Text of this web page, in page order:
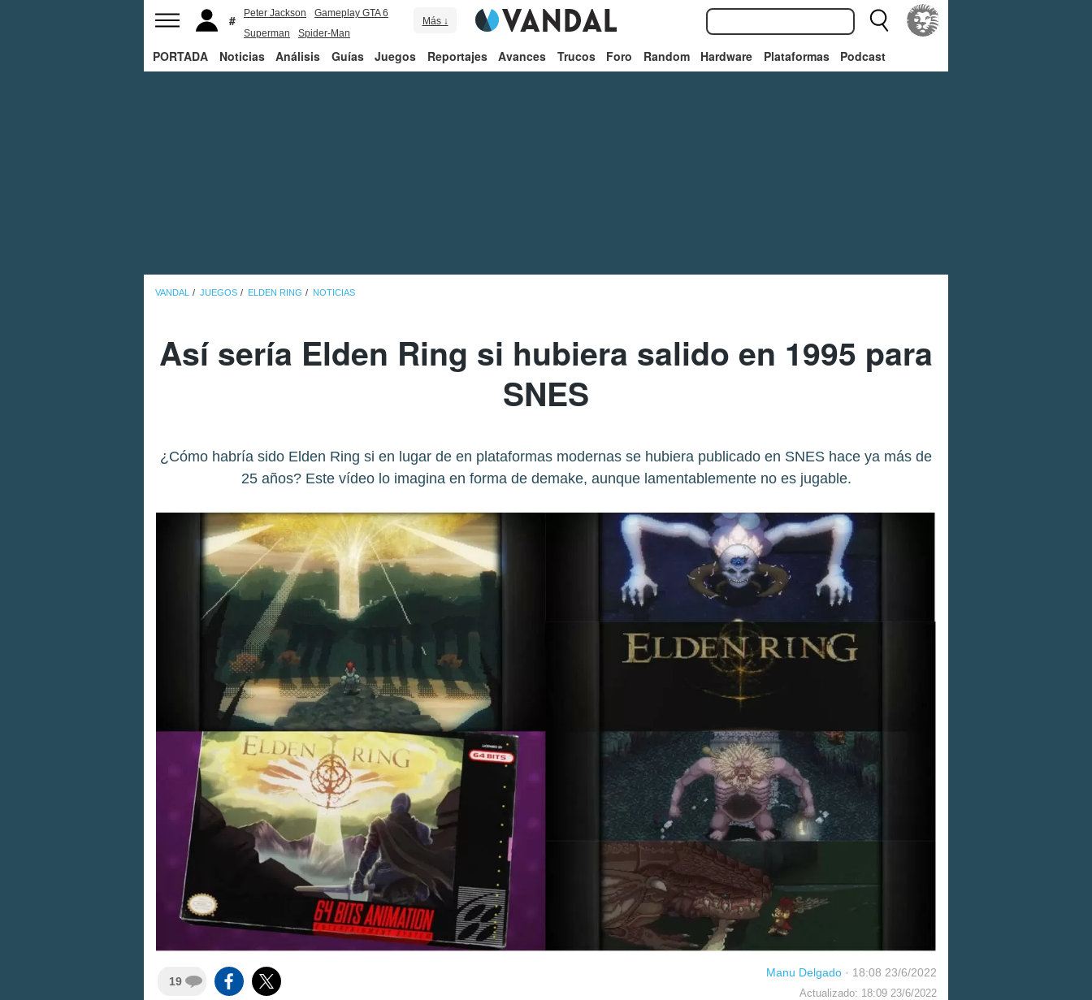
Peter Jackson
Gameplay GTA 6
Superman
Spider-Man
Más ↓
PORTADA Noticias Análisis Guías Juegos Reportajes Avances Trucos Foro Random Hardware Plataformas Podcast
VANDAL JUEGOS ELDEN RING NOTICIAS
Así sería Elden Ring si hubiera salido en 1995 para
SNES
¿Cómo habría sido Elden Ring si en lugar de en plataformas modernas se hubiera publicado en SNES hace ya más de
25 años? Este vídeo lo imagina en forma de demake, aunque lamentablemente no es jugable.
19
Manu Delgado · 18:08 23/6/2022
Actualizado: 18:09 23/6/2022